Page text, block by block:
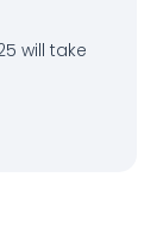
will take